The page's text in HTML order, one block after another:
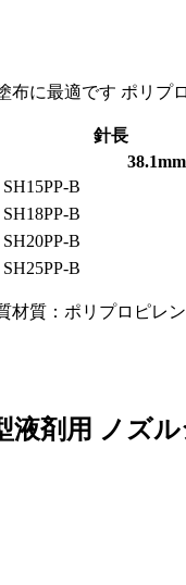
布に最適です ポリプ
針長
38.1mm
SH15PP-B
SH18PP-B
SH20PP-B
SH25PP-B
質：ポリプロピレン
液剤用 ノズ